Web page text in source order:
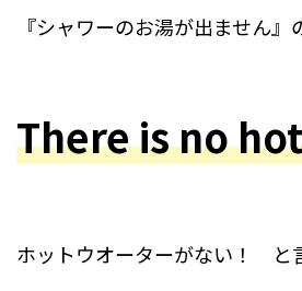
『シャワーのお湯が出ません』
There is no
ホットウオーターがない！ と